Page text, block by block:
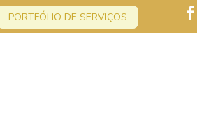
PORTFÓLIO DE SERVIÇOS